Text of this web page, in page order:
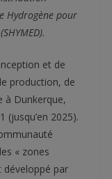
Hydrogène pour
et de
production, de
à Dunkerque,
(jusqu’en 2025).
« zones
développé par